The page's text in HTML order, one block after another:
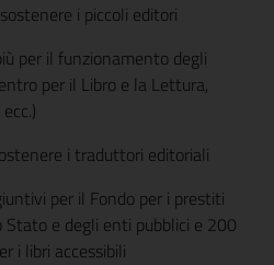
i piccoli editori
per il funzionamento degli
per il Libro e la Lettura,
i traduttori editoriali
per il Fondo per i prestiti
e degli enti pubblici e 200
i libri accessibili